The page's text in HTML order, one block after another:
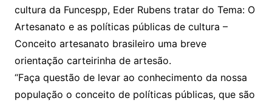
cultura da Funcespp, Eder Rubens tratar do Tema: O
Artesanato e as políticas públicas de cultura –
Conceito artesanato brasileiro uma breve
orientação carteirinha de artesão.
“Faça questão de levar ao conhecimento da nossa
população o conceito de políticas públicas, que são